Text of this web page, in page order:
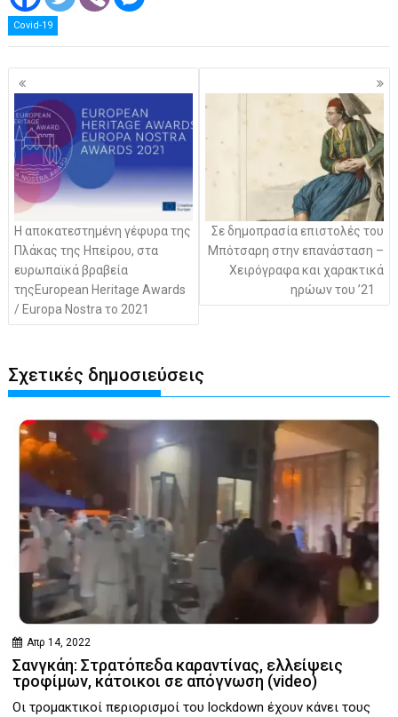
Covid-19
Πλοήγηση
άρθρων
Η αποκατεστημένη γέφυρα της
Πλάκας της Ηπείρου, στα
ευρωπαϊκά βραβεία
τηςEuropean Heritage Awards
/ Europa Nostra το 2021
Σε δημοπρασία επιστολές του
Μπότσαρη στην επανάσταση –
Χειρόγραφα και χαρακτικά
ηρώων του ’21
Σχετικές δημοσιεύσεις
Απρ 14, 2022
Σανγκάη: Στρατόπεδα καραντίνας, ελλείψεις
τροφίμων, κάτοικοι σε απόγνωση (video)
Οι τρομακτικοί περιορισμοί του lockdown έχουν κάνει τους